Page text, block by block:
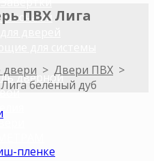
ключами
дверей
для системы
дверной
ПВХ Лига
> Двери ПВХ >
белёный дуб
пленке